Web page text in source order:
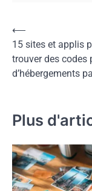
Navigation
de
l’article
⟵
15 sites et applis
trouver des codes
d’hébergements
Plus